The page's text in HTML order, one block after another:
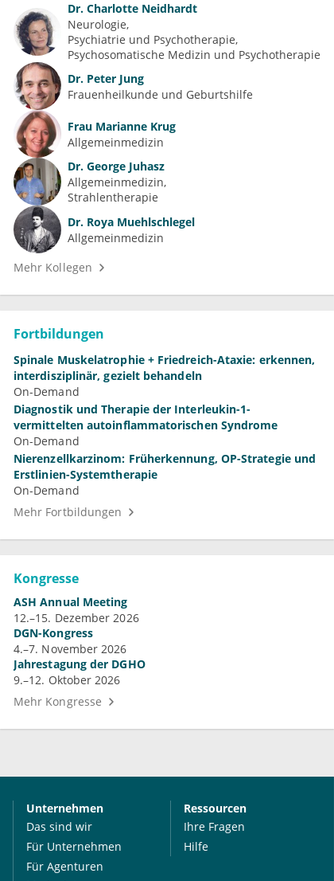
Dr. Charlotte Neidhardt
Neurologie
Psychiatrie und Psychotherapie
Psychosomatische Medizin und Psychotherapie
Dr. Peter Jung
Frauenheilkunde und Geburtshilfe
Frau Marianne Krug
Allgemeinmedizin
Dr. George Juhasz
Allgemeinmedizin
Strahlentherapie
Dr. Roya Muehlschlegel
Allgemeinmedizin
Mehr Kollegen
Fortbildungen
Spinale Muskelatrophie + Friedreich-Ataxie: erkennen,
interdisziplinär, gezielt behandeln
On-Demand
Diagnostik und Therapie der Interleukin-1-
vermittelten autoinflammatorischen Syndrome
On-Demand
Nierenzellkarzinom: Früherkennung, OP-Strategie und
Erstlinien-Systemtherapie
On-Demand
Mehr Fortbildungen
Kongresse
ASH Annual Meeting
12.–15. Dezember 2026
DGN-Kongress
4.–7. November 2026
Jahrestagung der DGHO
9.–12. Oktober 2026
Mehr Kongresse
Unternehmen
Das sind wir
Für Unternehmen
Für Agenturen
Ressourcen
Ihre Fragen
Hilfe